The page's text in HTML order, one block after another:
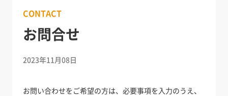
CONTACT
お問合せ
2023年11月08日
お問い合わせをご希望の方は、必要事項を入力のうえ、